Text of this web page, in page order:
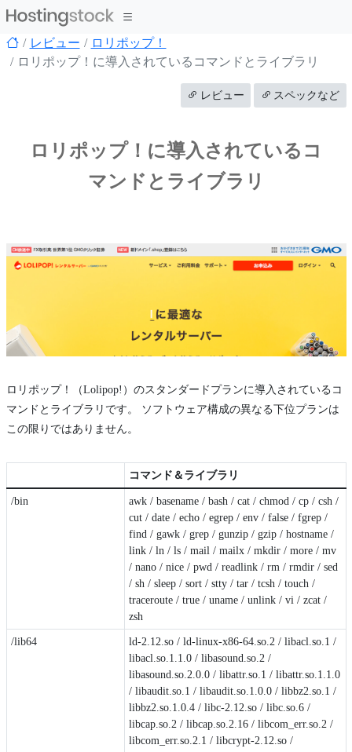
レビュー
ロリポップ！
ロリポップ！に導入されているコマンドとライブラリ
レビュー スペックなど
ロリポップ！に導入されているコ
マンドとライブラリ
ロリポップ！（Lolipop!）のスタンダードプランに導入されているコ
マンドとライブラリです。 ソフトウェア構成の異なる下位プランは
この限りではありません。
コマンド＆ライブラリ
/bin
awk / basename / bash / cat / chmod / cp / csh /
cut / date / echo / egrep / env / false / fgrep /
find / gawk / grep / gunzip / gzip / hostname /
link / ln / ls / mail / mailx / mkdir / more / mv
/ nano / nice / pwd / readlink / rm / rmdir / sed
/ sh / sleep / sort / stty / tar / tcsh / touch /
traceroute / true / uname / unlink / vi / zcat /
zsh
/lib64
ld-2.12.so / ld-linux-x86-64.so.2 / libacl.so.1 /
libacl.so.1.1.0 / libasound.so.2 /
libasound.so.2.0.0 / libattr.so.1 / libattr.so.1.1.0
/ libaudit.so.1 / libaudit.so.1.0.0 / libbz2.so.1 /
libbz2.so.1.0.4 / libc-2.12.so / libc.so.6 /
libcap.so.2 / libcap.so.2.16 / libcom_err.so.2 /
libcom_err.so.2.1 / libcrypt-2.12.so /